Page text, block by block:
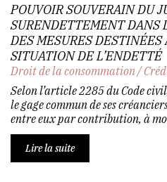
POUVOIR SOUVERAIN DU
SURENDETTEMENT DANS
DES MESURES DESTINÉES
SITUATION DE L’ENDETTÉ
Droit de la consommation/
Selon l’article 2285 du Code
le gage commun de ses
entre eux par contribution, à
Lire la suite